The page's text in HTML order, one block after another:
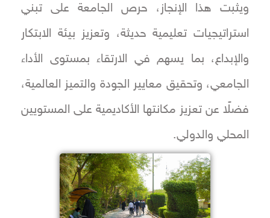
ويثبت هذا الإنجاز، حرص الجامعة على تبني
استراتيجيات تعليمية حديثة، وتعزيز بيئة الابتكار
والإبداع، بما يسهم في الارتقاء بمستوى الأداء
الجامعي، وتحقيق معايير الجودة والتميز العالمية،
فضلًا عن تعزيز مكانتها الأكاديمية على المستويين
المحلي والدولي.